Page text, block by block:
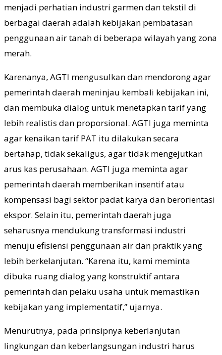
menjadi perhatian industri garmen dan tekstil di
berbagai daerah adalah kebijakan pembatasan
penggunaan air tanah di beberapa wilayah yang zona
merah.
Karenanya, AGTI mengusulkan dan mendorong agar
pemerintah daerah meninjau kembali kebijakan ini,
dan membuka dialog untuk menetapkan tarif yang
lebih realistis dan proporsional. AGTI juga meminta
agar kenaikan tarif PAT itu dilakukan secara
bertahap, tidak sekaligus, agar tidak mengejutkan
arus kas perusahaan. AGTI juga meminta agar
pemerintah daerah memberikan insentif atau
kompensasi bagi sektor padat karya dan berorientasi
ekspor. Selain itu, pemerintah daerah juga
seharusnya mendukung transformasi industri
menuju efisiensi penggunaan air dan praktik yang
lebih berkelanjutan. “Karena itu, kami meminta
dibuka ruang dialog yang konstruktif antara
pemerintah dan pelaku usaha untuk memastikan
kebijakan yang implementatif,” ujarnya.
Menurutnya, pada prinsipnya keberlanjutan
lingkungan dan keberlangsungan industri harus